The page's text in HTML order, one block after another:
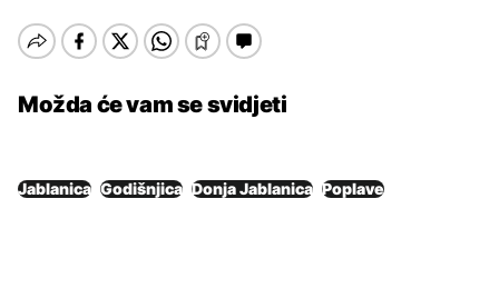
Možda će vam se svidjeti
Jablanica Godišnjica Donja Jablanica Poplave